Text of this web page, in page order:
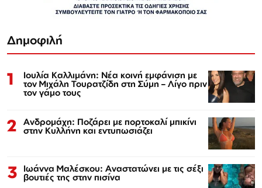
Δημοφιλή
1 Ιουλία Καλλιμάνη: Νέα κοινή εμφάνιση με
τον Μιχάλη Τουρατζίδη στη Σύμη – Λίγο πριν
τον γάμο τους
2 Ανδρομάχη: Ποζάρει με πορτοκαλί μπικίνι
στην Κυλλήνη και εντυπωσιάζει
3 Ιωάννα Μαλέσκου: Αναστατώνει με τις σέξι
βουτιές της στην πισίνα